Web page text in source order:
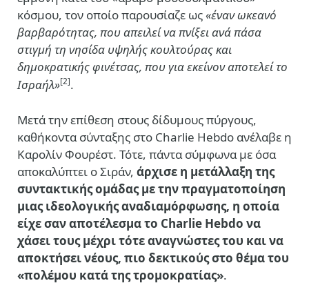
κόσμου, τον οποίο παρουσίαζε ως«έναν ωκεανό
βαρβαρότητας, που απειλεί να πνίξει ανά πάσα
στιγμή τη νησίδα υψηλής κουλτούρας και
δημοκρατικής φινέτσας, που για εκείνον αποτελεί το
Ισραήλ»[2].
Μετά την επίθεση στους δίδυμους πύργους,
καθήκοντα σύνταξης στο Charlie Hebdo ανέλαβε η
Καρολίν Φουρέστ. Τότε, πάντα σύμφωνα με όσα
αποκαλύπτει ο Σιράν, άρχισε η μετάλλαξη της
συντακτικής ομάδας με την πραγματοποίηση
μιας ιδεολογικής αναδιαμόρφωσης, η οποία
είχε σαν αποτέλεσμα το Charlie Hebdo να
χάσει τους μέχρι τότε αναγνώστες του και να
αποκτήσει νέους, πιο δεκτικούς στο θέμα του
«πολέμου κατά της τρομοκρατίας».